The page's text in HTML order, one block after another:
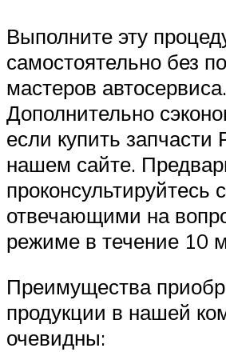
Выполните эту
самостоятельно без
мастеров автосервиса.
Дополнительно
если купить запчасти
нашем сайте.
проконсультируйтесь
отвечающими на
режиме в течение 10
Преимущества
продукции в нашей
очевидны: